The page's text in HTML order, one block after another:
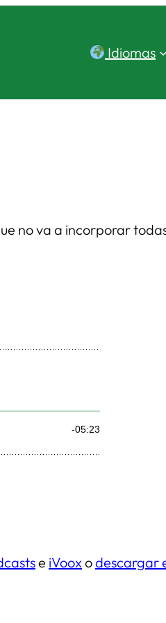
Idiomas
no va a incorporar
e iVooxodescargar